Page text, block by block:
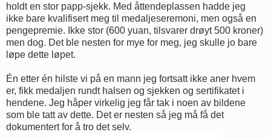
holdt en stor papp-sjekk. Med åttendeplassen hadde jeg
ikke bare kvalifisert meg til medaljeseremoni, men også en
pengepremie. Ikke stor (600 yuan, tilsvarer drøyt 500 kroner)
men dog. Det ble nesten for mye for meg, jeg skulle jo bare
løpe dette løpet.
Én etter én hilste vi på en mann jeg fortsatt ikke aner hvem
er, fikk medaljen rundt halsen og sjekken og sertifikatet i
hendene. Jeg håper virkelig jeg får tak i noen av bildene
som ble tatt av dette. Det er nesten så jeg må få det
dokumentert for å tro det selv.